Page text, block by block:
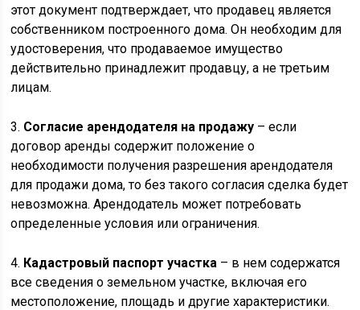
этот документ подтверждает, что продавец является
собственником построенного дома. Он необходим для
удостоверения, что продаваемое имущество
действительно принадлежит продавцу, а не третьим
лицам.
3. Согласие арендодателя на продажу – если
договор аренды содержит положение о
необходимости получения разрешения арендодателя
для продажи дома, то без такого согласия сделка будет
невозможна. Арендодатель может потребовать
определенные условия или ограничения.
4. Кадастровый паспорт участка – в нем содержатся
все сведения о земельном участке, включая его
местоположение, площадь и другие характеристики.